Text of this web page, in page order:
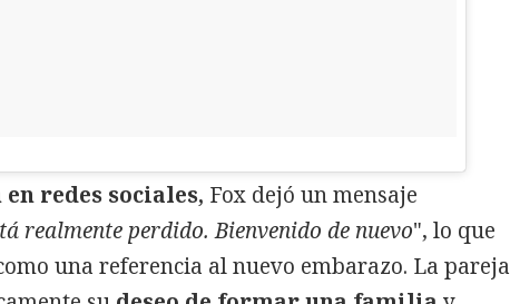
redes sociales, Fox dejó un mensaje
realmente perdido. Bienvenido de nuevo", lo que
una referencia al nuevo embarazo. La pareja